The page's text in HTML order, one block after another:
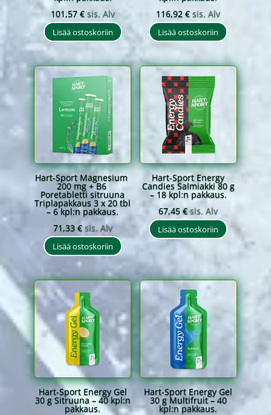
101,57 € sis. Alv
Lisää ostoskoriin
116,92€ sis. Alv
Lisää ostoskoriin
Hart-Sport Magnesium
200 mg + B6
Poretabletti sitruuna
Triplapakkaus 3 x 20 tbl
– 6 kpl:n pakkaus.
71,33 € sis. Alv
Lisää ostoskoriin
Hart-Sport Energy
Candies Salmiakki 80 g
– 18 kpl:n pakkaus.
67,45€ sis. Alv
Lisää ostoskoriin
Hart-Sport Energy Gel
30 g Sitruuna – 40 kpl:n
pakkaus.
Hart-Sport Energy Gel
30 g Multifruit – 40
kpl:n pakkaus.